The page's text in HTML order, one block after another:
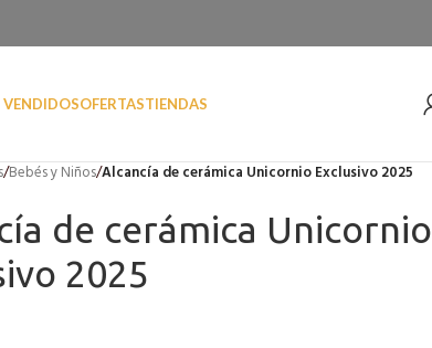
VENDIDOSOFERTASTIENDAS
/Bebés y Niños/Alcancía de cerámica Unicornio Exclusivo 2025
de cerámica Unicornio
2025